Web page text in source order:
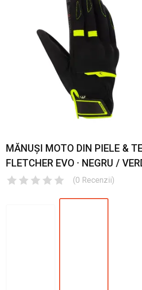
MĂNUȘI MOTO DIN PIELE &
FLETCHER EVO · NEGRU /
(0 Recenzii)